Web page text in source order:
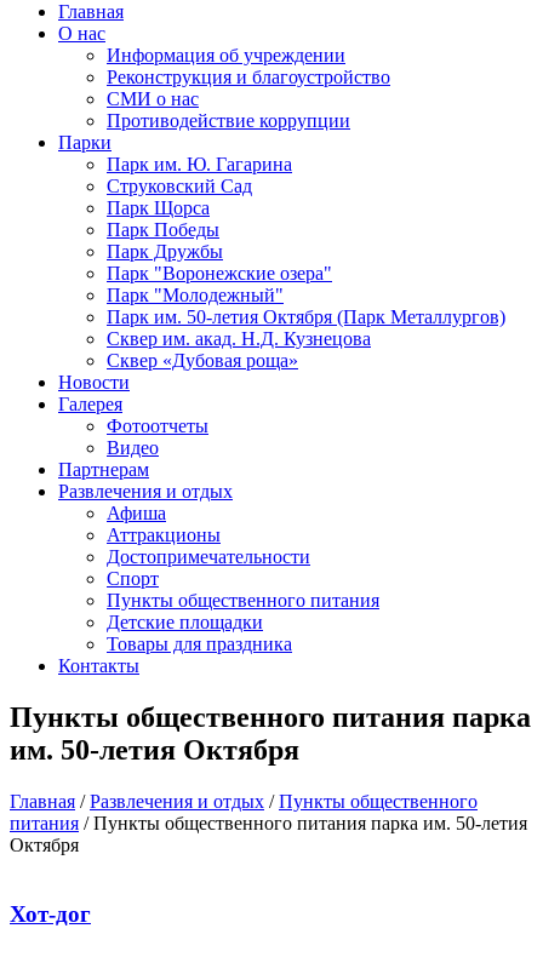
Главная
О нас
Информация об учреждении
Реконструкция и благоустройство
СМИ о нас
Противодействие коррупции
Парки
Парк им. Ю. Гагарина
Струковский Сад
Парк Щорса
Парк Победы
Парк Дружбы
Парк "Воронежские озера"
Парк "Молодежный"
Парк им. 50-летия Октября (Парк Металлургов)
Сквер им. акад. Н.Д. Кузнецова
Сквер «Дубовая роща»
Новости
Галерея
Фотоотчеты
Видео
Партнерам
Развлечения и отдых
Афиша
Аттракционы
Достопримечательности
Спорт
Пункты общественного питания
Детские площадки
Товары для праздника
Контакты
Пункты общественного питания парка
им. 50-летия Октября
Главная / Развлечения и отдых / Пункты общественного
питания /Пункты общественного питания парка им. 50-летия
Октября
Хот-дог